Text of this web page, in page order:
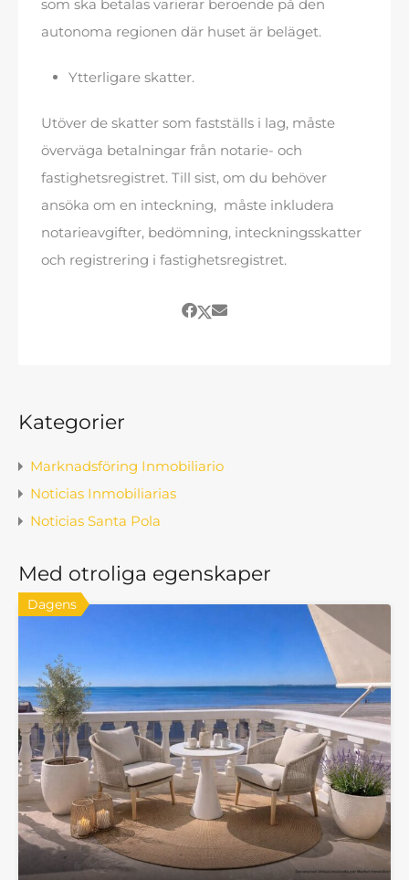
som ska betalas varierar beroende på den
autonoma regionen där huset är beläget.
Ytterligare skatter.
Utöver de skatter som fastställs i lag, måste
överväga betalningar från notarie- och
fastighetsregistret. Till sist, om du behöver
ansöka om en inteckning, måste inkludera
notarieavgifter, bedömning, inteckningsskatter
och registrering i fastighetsregistret.
Kategorier
Marknadsföring Inmobiliario
Noticias Inmobiliarias
Noticias Santa Pola
Med otroliga egenskaper
Dagens